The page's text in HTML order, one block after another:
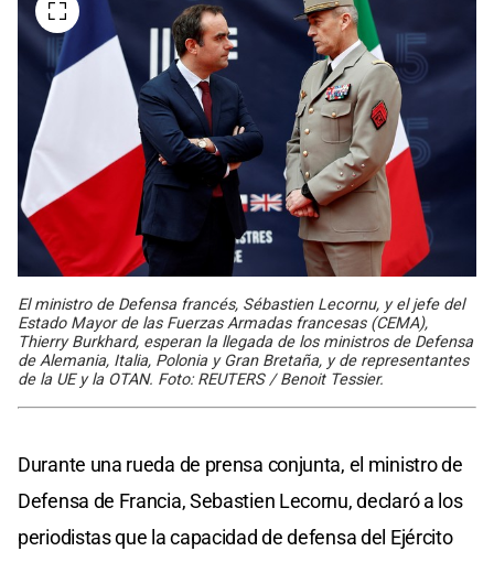
El ministro de Defensa francés, Sébastien Lecornu, y el jefe del
Estado Mayor de las Fuerzas Armadas francesas (CEMA),
Thierry Burkhard, esperan la llegada de los ministros de Defensa
de Alemania, Italia, Polonia y Gran Bretaña, y de representantes
de la UE y la OTAN. Foto: REUTERS / Benoit Tessier.
Durante una rueda de prensa conjunta, el ministro de
Defensa de Francia, Sebastien Lecornu, declaró a los
periodistas que la capacidad de defensa del Ejército